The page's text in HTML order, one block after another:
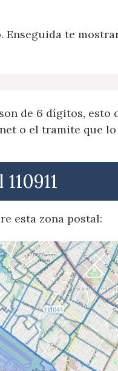
te
de 6 dígitos, esto
o el tramite que
esta zona postal: